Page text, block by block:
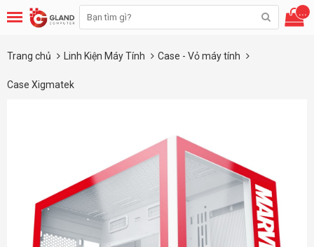
...
Trang chủ Linh Kiện Máy Tính Case - Vỏ máy tính
Case Xigmatek